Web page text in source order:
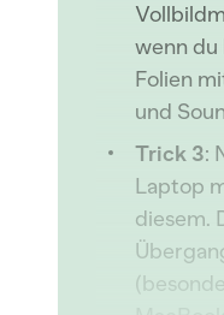
wenn du
Folien
und
Trick 3:
Laptop
diesem.